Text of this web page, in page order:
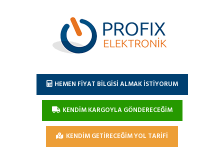
HEMEN FİYAT BİLGİSİ ALMAK İSTİYORUM
KENDİM KARGOYLA GÖNDERECEĞİM
KENDİM GETİRECEĞİM YOL TARİFİ